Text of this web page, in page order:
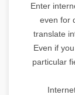
Enter
even for
translate
Even if
particular